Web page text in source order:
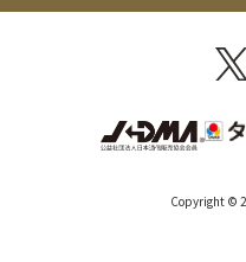
Copyright ©